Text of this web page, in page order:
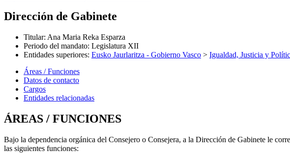
Dirección de Gabinete
Titular: Ana Maria Reka Esparza
Periodo del mandato: Legislatura XII
Entidades superiores: Eusko Jaurlaritza - Gobierno Vasco > Igualdad, Justicia y
Áreas / Funciones
Datos de contacto
Cargos
Entidades relacionadas
ÁREAS / FUNCIONES
Bajo la dependencia orgánica del Consejero o Consejera, a la Dirección de Gabinete le
las siguientes funciones: